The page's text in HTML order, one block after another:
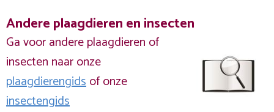
Andere plaagdieren en insecten
Ga voor andere plaagdieren of
insecten naar onze
plaagdierengidsof onze
insectengids